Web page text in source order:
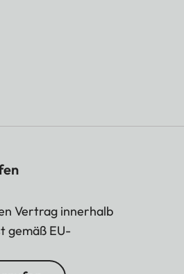
Vertrag innerhalb
gemäß EU-